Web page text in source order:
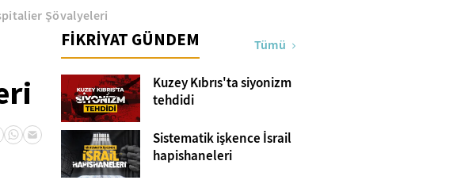
Şövalyeleri
FİKRİYAT GÜNDEM Tümü
Kuzey Kıbrıs'ta siyonizm
tehdidi
Sistematik işkence İsrail
hapishaneleri